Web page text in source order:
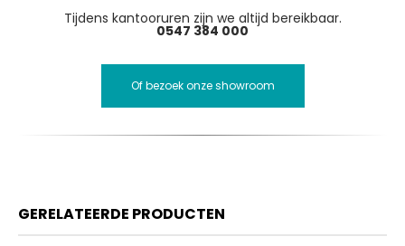
Tijdens kantooruren zijn we altijd bereikbaar.
0547 384 000
Of bezoek onze showroom
GERELATEERDE PRODUCTEN